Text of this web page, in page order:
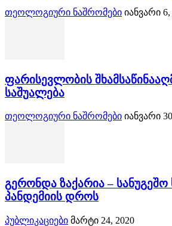
თეოლოგიური ნაშრომები იანვარი 6,
ფარისევლობის
საშუალება
თეოლოგიური ნაშრომები იანვარი
გერონდა ზაქარია – სანუგეშო
პანდემიის დროს
პუბლიკაციები მარტი 24, 2020